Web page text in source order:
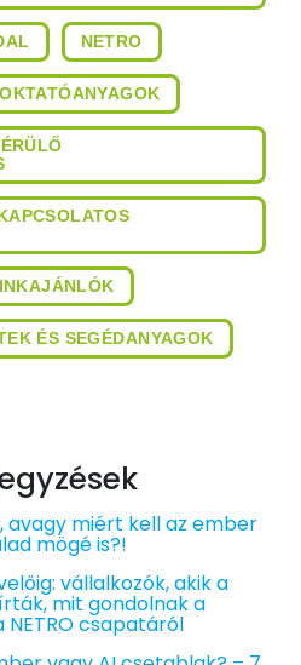
NETRO
ÉS SEGÉDANYAGOK
avagy miért kell az ember
mögé is?!
vállalkozók, akik a
mit gondolnak a
csapatáról